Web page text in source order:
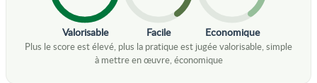
Valorisable Facile Economique